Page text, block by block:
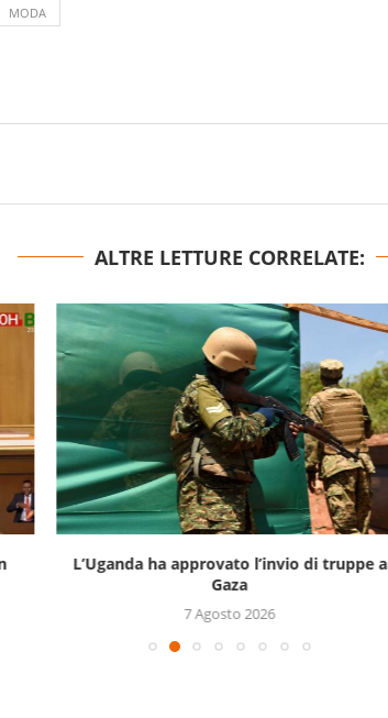
MODA
ALTRE LETTURE CORRELATE:
L’Uganda ha approvato l’invio di truppe a
Gaza
7 Agosto 2026